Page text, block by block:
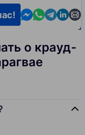
Contact us in
Contact us
Contact
о крауд-